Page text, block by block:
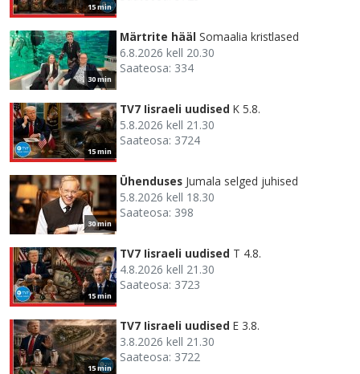
15 min
30 min
Märtrite hääl Somaalia kristlased
6.8.2026 kell 20.30
Saateosa: 334
15 min
TV7 Iisraeli uudised K 5.8.
5.8.2026 kell 21.30
Saateosa: 3724
30 min
Ühenduses Jumala selged juhised
5.8.2026 kell 18.30
Saateosa: 398
15 min
TV7 Iisraeli uudised T 4.8.
4.8.2026 kell 21.30
Saateosa: 3723
15 min
TV7 Iisraeli uudised E 3.8.
3.8.2026 kell 21.30
Saateosa: 3722